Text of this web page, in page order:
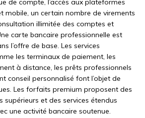
de compte, l’accès aux plateformes
mobile, un certain nombre de virements
illimitée des comptes et
carte bancaire professionnelle est
l’offre de base. Les services
les terminaux de paiement, les
à distance, les prêts professionnels
conseil personnalisé font l’objet de
Les forfaits premium proposent des
supérieurs et des services étendus
une activité bancaire soutenue.